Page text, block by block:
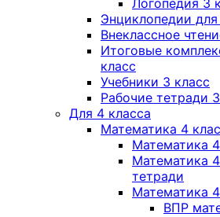
Логопедия 3
Энциклопедии для
Внеклассное
Итоговые
класс
Учебники 3 класс
Рабочие тетради
Для 4 класса
Математика 4
Математика
Математика
тетради
Математика
ВПР